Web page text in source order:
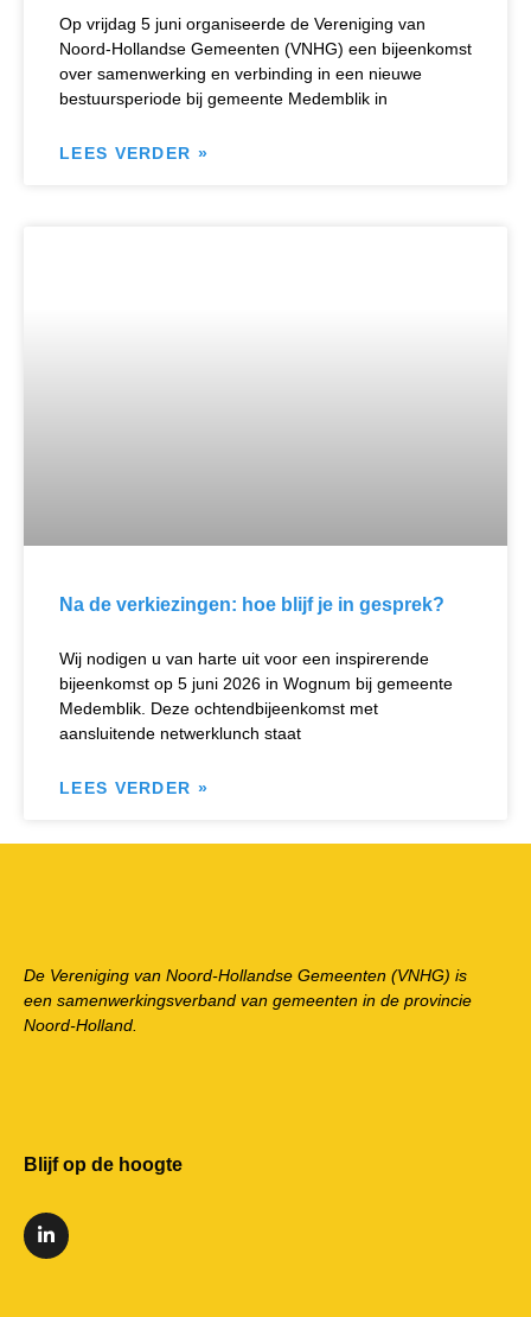
Op vrijdag 5 juni organiseerde de Vereniging van
Noord-Hollandse Gemeenten (VNHG) een bijeenkomst
over samenwerking en verbinding in een nieuwe
bestuursperiode bij gemeente Medemblik in
LEES VERDER »
Na de verkiezingen: hoe blijf je in gesprek?
Wij nodigen u van harte uit voor een inspirerende
bijeenkomst op 5 juni 2026 in Wognum bij gemeente
Medemblik. Deze ochtendbijeenkomst met
aansluitende netwerklunch staat
LEES VERDER »
De Vereniging van Noord-Hollandse Gemeenten (VNHG) is
een samenwerkingsverband van gemeenten in de provincie
Noord-Holland.
Blijf op de hoogte